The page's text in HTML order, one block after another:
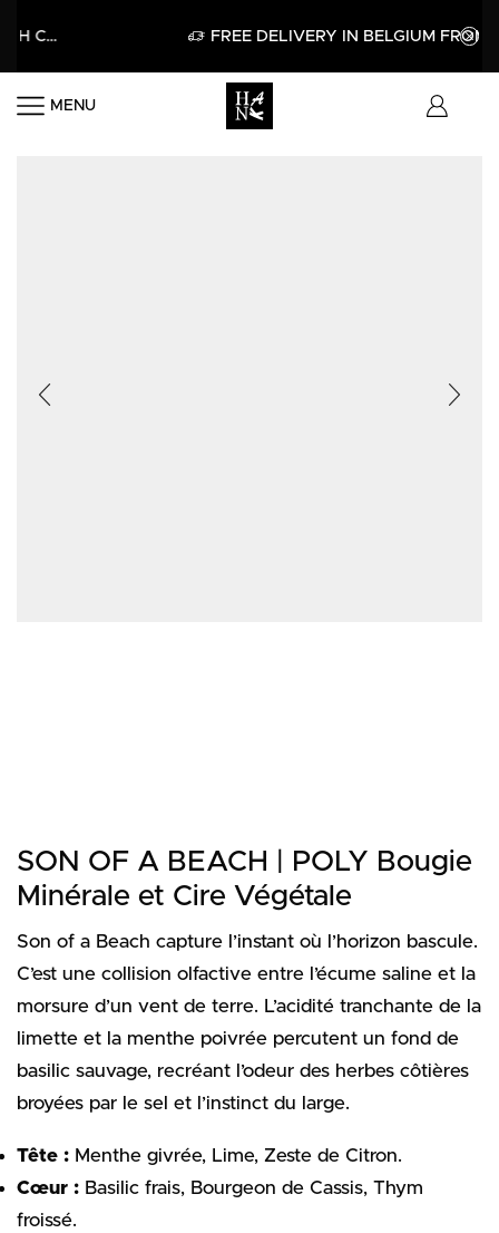
APPLY FREE DELIVERY IN BELGIUM FROM 60€
MENU
SON OF A BEACH | POLY Bougie
Minérale et Cire Végétale
Son of a Beach capture l’instant où l’horizon bascule.
C’est une collision olfactive entre l’écume saline et la
morsure d’un vent de terre. L’acidité tranchante de la
limette et la menthe poivrée percutent un fond de
basilic sauvage, recréant l’odeur des herbes côtières
broyées par le sel et l’instinct du large.
Tête : Menthe givrée, Lime, Zeste de Citron.
Cœur : Basilic frais, Bourgeon de Cassis, Thym
froissé.